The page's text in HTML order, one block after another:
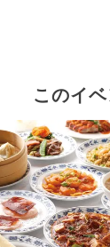
このイ